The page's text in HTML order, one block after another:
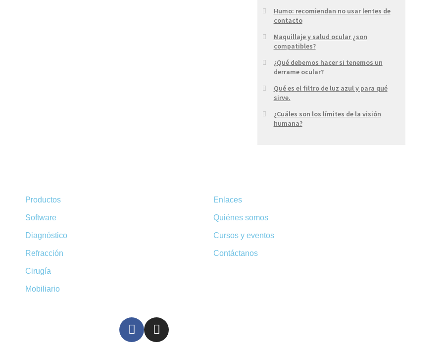
Humo: recomiendan no usar lentes de
contacto
Maquillaje y salud ocular ¿son
compatibles?
¿Qué debemos hacer si tenemos un
derrame ocular?
Qué es el filtro de luz azul y para qué
sirve.
¿Cuáles son los límites de la visión
humana?
Productos
Software
Diagnóstico
Refracción
Cirugía
Mobiliario
Enlaces
Quiénes somos
Cursos y eventos
Contáctanos